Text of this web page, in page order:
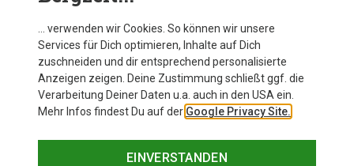
Ortles HMS M Karabiner
… verwenden wir Cookies. So können wir unsere
Services für Dich optimieren, Inhalte auf Dich
zuschneiden und dir entsprechend personalisierte
Anzeigen zeigen. Deine Zustimmung schließt ggf. die
Verarbeitung Deiner Daten u.a. auch in den USA ein.
Mehr Infos findest Du auf der Google Privacy Site.
EINVERSTANDEN